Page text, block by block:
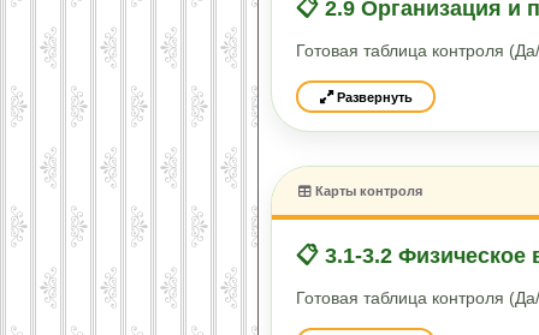
📋 2.9 Организация и
Готовая таблица контроля
Развернуть
Карты контроля
📋 3.1-3.2 Физическое
Готовая таблица контроля